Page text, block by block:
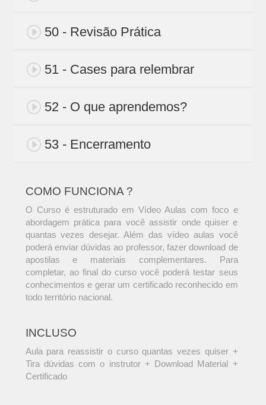
50 - Revisão Prática
51 - Cases para relembrar
52 - O que aprendemos?
53 - Encerramento
COMO FUNCIONA ?
O Curso é estruturado em Vídeo Aulas com foco e
abordagem prática para você assistir onde quiser e
quantas vezes desejar. Além das vídeo aulas você
poderá enviar dúvidas ao professor, fazer download de
apostilas e materiais complementares. Para
completar, ao final do curso você poderá testar seus
conhecimentos e gerar um certificado reconhecido em
todo território nacional.
INCLUSO
Aula para reassistir o curso quantas vezes quiser +
Tira dúvidas com o instrutor + Download Material +
Certificado